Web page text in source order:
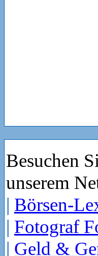
Besuchen
unserem
| Börsen-
| Fotograf
| Geld &